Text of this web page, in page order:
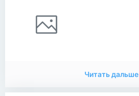
Читать дальше